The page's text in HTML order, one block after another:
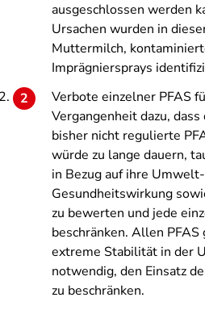
ausgeschlossen werden
Ursachen wurden in
Muttermilch,
Imprägniersprays
Verbote einzelner PFAS
Vergangenheit dazu,
bisher nicht regulierte
würde zu lange dauern,
in Bezug auf ihre
Gesundheitswirkung
zu bewerten und jede
beschränken. Allen
extreme Stabilität in der
notwendig, den Einsatz
zu beschränken.